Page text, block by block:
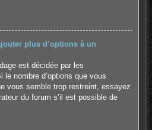
plus d’options à un
est décidée par les
nombre d’options que vous
vous semble trop restreint, essayez
du forum s’il est possible de